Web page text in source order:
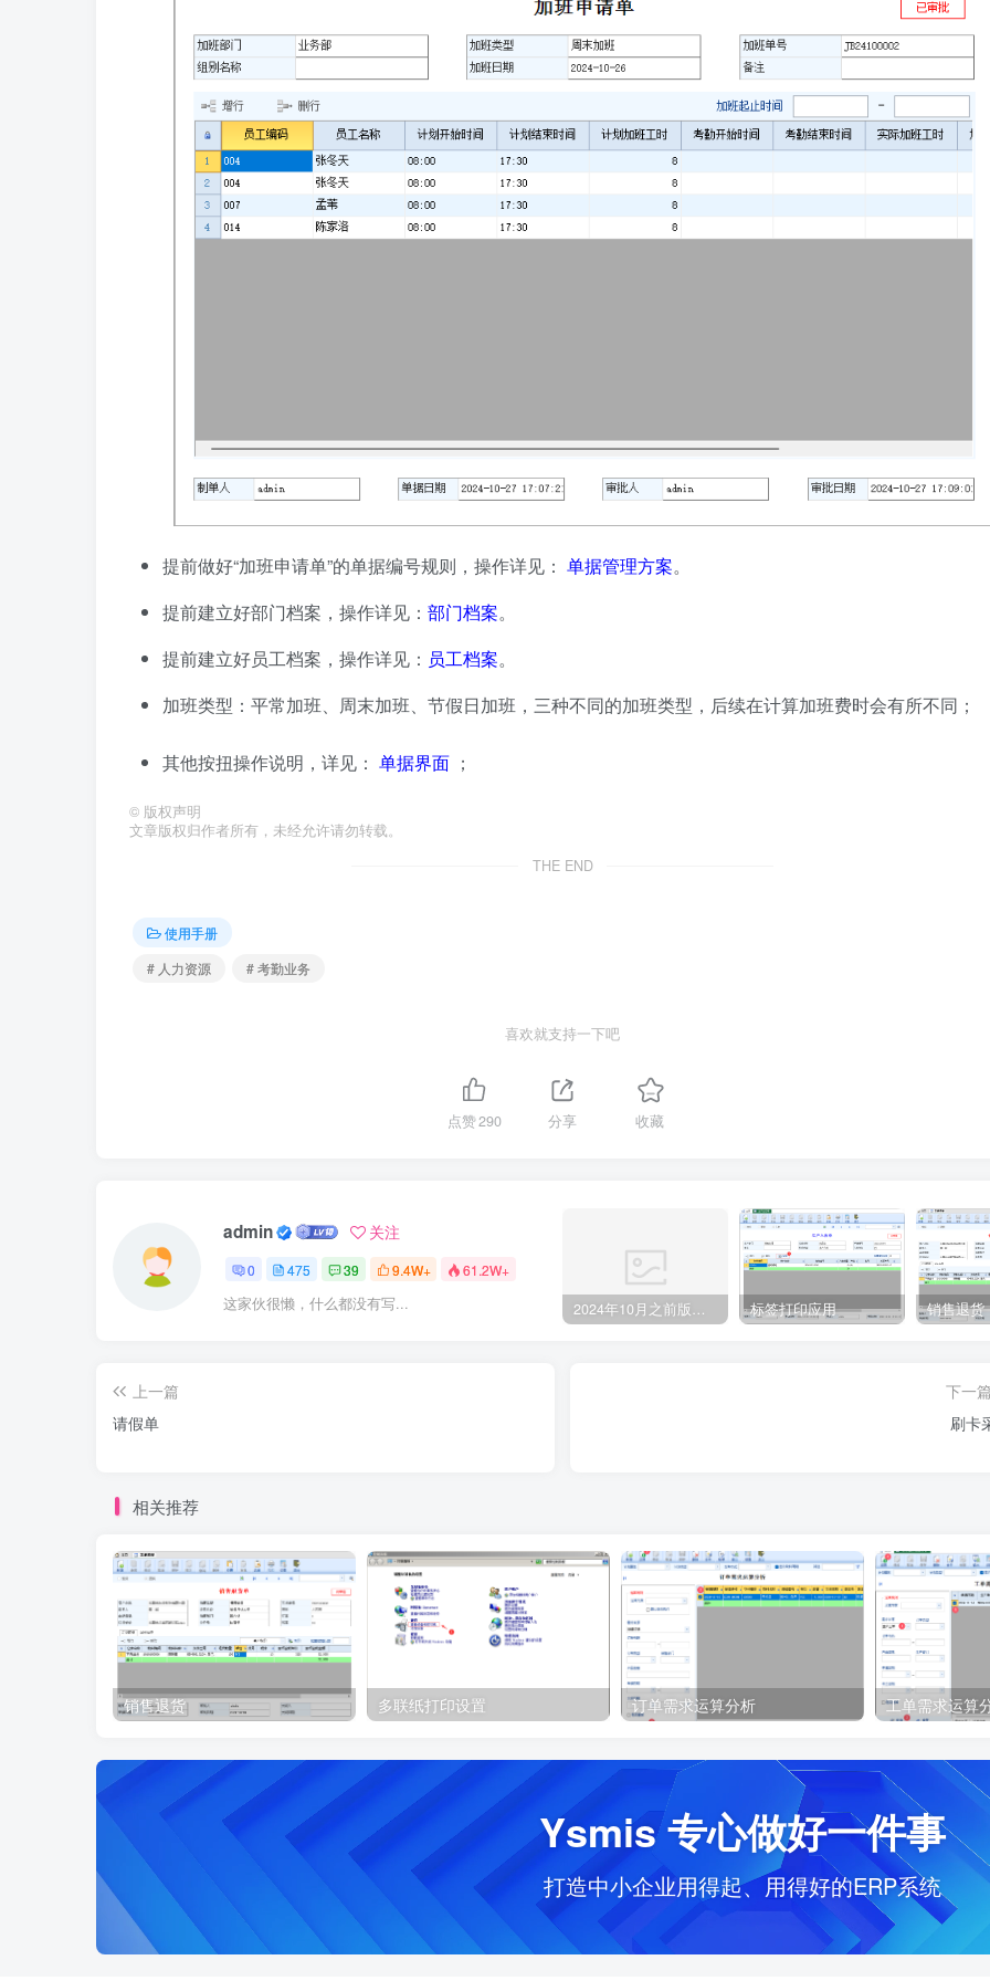
提前做好“加班申请单”的单据编号规则，操作详见： 单据管理方案。
提前建立好部门档案，操作详见： 部门档案。
提前建立好员工档案，操作详见： 员工档案。
加班类型：平常加班、周末加班、节假日加班，三种不同的加班类型，后续在计算加班费时会有所不同；
其他按扭操作说明，详见： 单据界面 ；
© 版权声明
文章版权归作者所有，未经允许请勿转载。
THE END
使用手册
# 人力资源
# 考勤业务
喜欢就支持一下吧
点赞290 分享 收藏
admin 关注
0 475 39 9.4W+ 61.2W+
这家伙很懒，什么都没有写... 2024年10月之前版本升级记录 标签打印应用 销售退货
上一篇
请假单
下一
刷卡
相关推荐
销售退货 多联纸打印设置 订单需求运算分析 工单需求运算
Ysmis 专心做好一件事
打造中小企业用得起、用得好的ERP系统